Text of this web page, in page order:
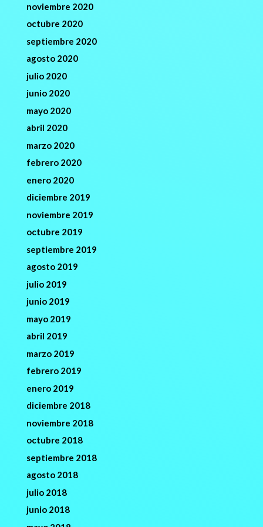
noviembre 2020
octubre 2020
septiembre 2020
agosto 2020
julio 2020
junio 2020
mayo 2020
abril 2020
marzo 2020
febrero 2020
enero 2020
diciembre 2019
noviembre 2019
octubre 2019
septiembre 2019
agosto 2019
julio 2019
junio 2019
mayo 2019
abril 2019
marzo 2019
febrero 2019
enero 2019
diciembre 2018
noviembre 2018
octubre 2018
septiembre 2018
agosto 2018
julio 2018
junio 2018